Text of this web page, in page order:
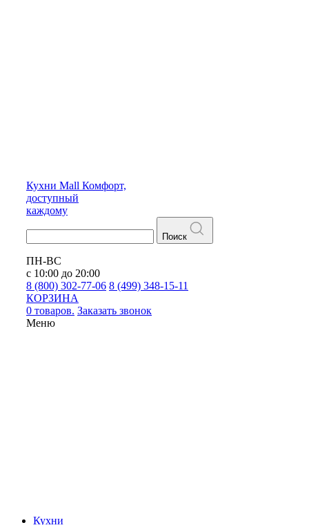
Кухни Mall Комфорт,
доступный
каждому
Поиск
ПН-ВС
с 10:00 до 20:00
8 (800) 302-77-06 8 (499) 348-15-11
КОРЗИНА
0 товаров. Заказать звонок
Меню
Кухни